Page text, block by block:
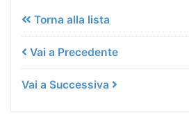
Torna alla lista
Vai a Precedente
Vai a Successiva